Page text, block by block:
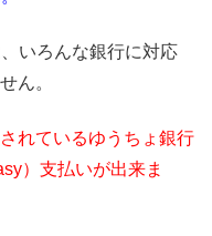
いろんな銀行に対応
ん。
れているゆうちょ銀行
）支払いが出来ま